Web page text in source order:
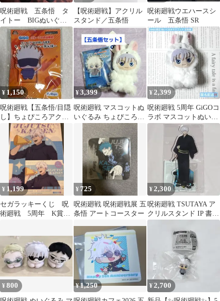
呪術廻戦 五条悟 タ
イトー BIGぬいぐる
み
【呪術廻戦】アクリル
スタンド／五条悟
呪術廻戦ウエハースシ
ール 五条悟 SR
¥ 1,150
呪術廻戦【五条悟/目隠
し】ちょぴころアクリ
ル/GiGO限定
¥3,399
呪術廻戦 マスコットぬ
いぐるみ ちょぴころア
クリル 5周年 五条悟
GiGO限定
¥2,399
呪術廻戦 5周年 GiGOコ
ラボ マスコットぬいぐ
るみ 五条悟
¥ 1,199
セガラッキーくじ 呪
術廻戦 5周年 K賞
¥ 725
呪術廻戦 呪術廻戦展 五
条悟 アートコースター
¥2,300
呪術廻戦 TSUTAYA ア
クリルスタンド IP 書店
五条悟
¥800 ¥1,250 ¥2,700